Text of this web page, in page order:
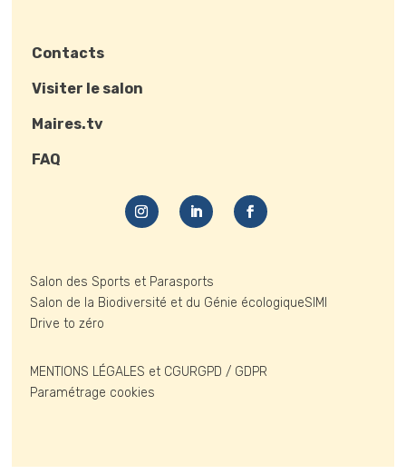
Contacts
Visiter le salon
Maires.tv
FAQ
Salon des Sports et Parasports
Salon de la Biodiversité et du Génie écologiqueSIMI
Drive to zéro
MENTIONS LÉGALES et CGURGPD / GDPR
Paramétrage cookies